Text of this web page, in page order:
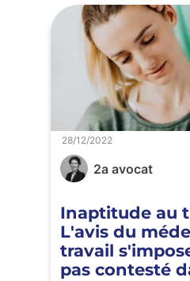
2a avocat
Inaptitude au
L'avis du
travail
pas contesté
28/12/2022